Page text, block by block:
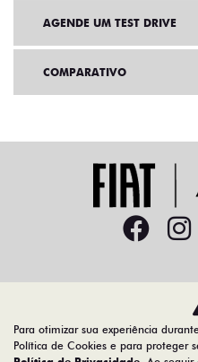
AGENDE UM TEST DRIVE
COMPARATIVO
Desacelere.
Para otimizar sua experiência
Política de Cookies e para proteger